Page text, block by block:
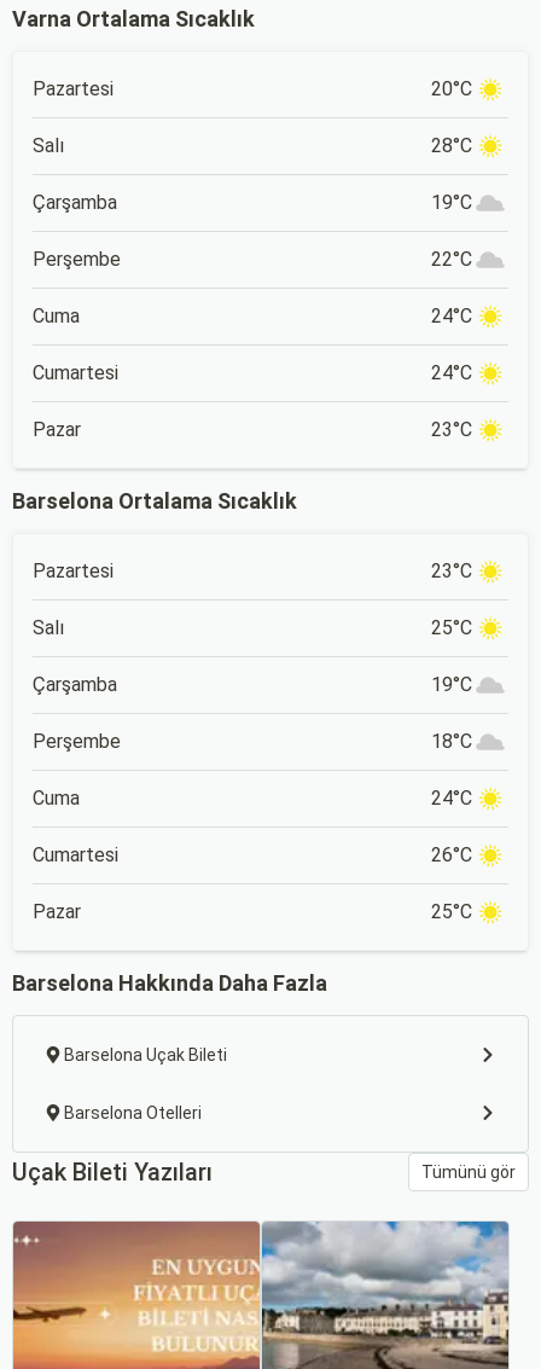
Varna Ortalama Sıcaklık
Pazartesi 20°C
Salı 28°C
Çarşamba 19°C
Perşembe 22°C
Cuma 24°C
Cumartesi 24°C
Pazar 23°C
Barselona Ortalama Sıcaklık
Pazartesi 23°C
Salı 25°C
Çarşamba 19°C
Perşembe 18°C
Cuma 24°C
Cumartesi 26°C
Pazar 25°C
Barselona Hakkında Daha Fazla
Barselona Uçak Bileti
Barselona Otelleri
Uçak Bileti Yazıları Tümünü gör